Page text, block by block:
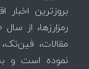
بروزترین
مقالات،
نموده است و